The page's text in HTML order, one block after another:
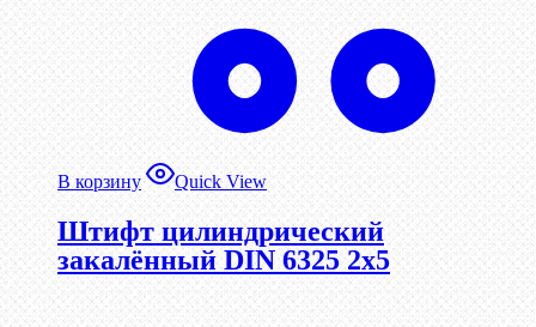
В корзину Quick View
Штифт цилиндрический
закалённый DIN 6325 2х5